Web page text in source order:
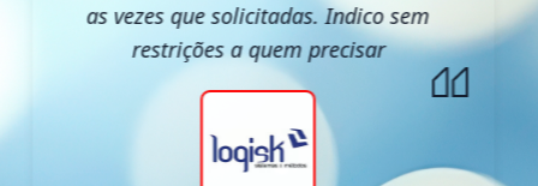
as vezes que solicitadas. Indico sem
restrições a quem precisar